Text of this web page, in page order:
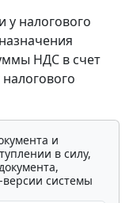
у налогового
НДС в счет
и
в силу,
версии системы